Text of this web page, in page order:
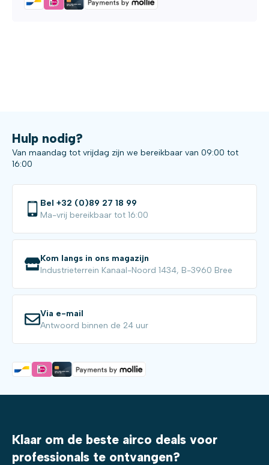
Hulp nodig?
Van maandag tot vrijdag zijn we bereikbaar van 09:00 tot
16:00
Bel +32 (0)89 27 18 99
Ma-vrij bereikbaar tot 16:00
Kom langs in ons magazijn
Industrieterrein Kanaal-Noord 1434, B-3960 Bree
Via e-mail
Antwoord binnen de 24 uur
Klaar om de beste airco deals voor
professionals te ontvangen?